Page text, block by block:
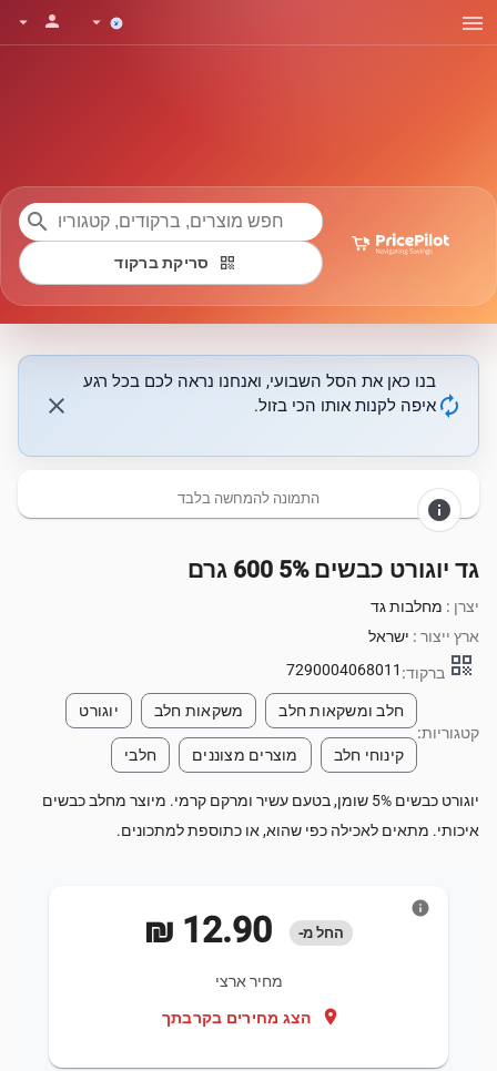
menu
arrow_drop_down
person
arrow_drop_down
search
qr_code סריקת ברקוד
autorenew
בנו כאן את הסל השבועי, ואנחנו נראה לכם בכל רגע
איפה לקנות אותו הכי בזול.
close
info התמונה להמחשה בלבד
גד יוגורט כבשים 5% 600 גרם
יצרן : מחלבות גד
ארץ ייצור : ישראל
qr_code ברקוד: 7290004068011
קטגוריות:
חלב ומשקאות חלב משקאות חלב יוגורט
קינוחי חלב מוצרים מצוננים חלבי
יוגורט כבשים 5% שומן, בטעם עשיר ומרקם קרמי. מיוצר מחלב כבשים
איכותי. מתאים לאכילה כפי שהוא, או כתוספת למתכונים.
החל מ-
מחיר ארצי
location_on הצג מחירים בקרבתך
info